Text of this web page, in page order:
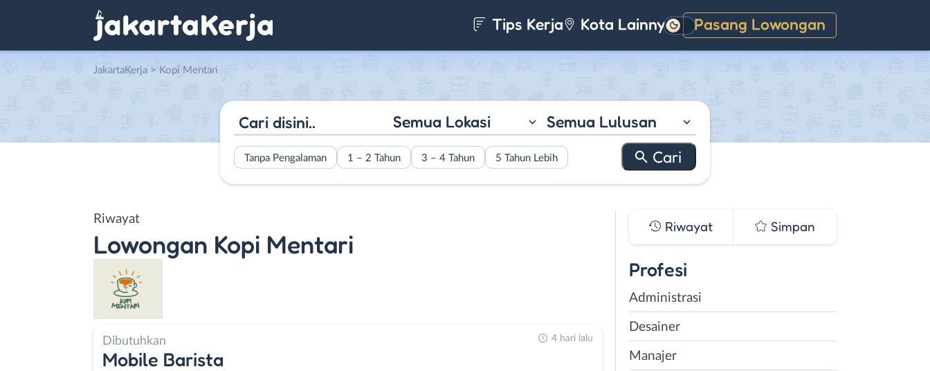
Tips Kerja Kota Lainnya Pasang Lowongan
Gelap
JakartaKerja > Kopi Mentari
Semua Lokasi Semua Lulusan
Tanpa Pengalaman 1 – 2 Tahun 3 – 4 Tahun 5 Tahun Lebih
Riwayat
Lowongan Kopi Mentari
Dibutuhkan
Mobile Barista
4 hari lalu
Riwayat Simpan
Profesi
Administrasi
Desainer
Manajer